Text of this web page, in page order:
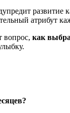
развитие
атрибут
вопрос, как